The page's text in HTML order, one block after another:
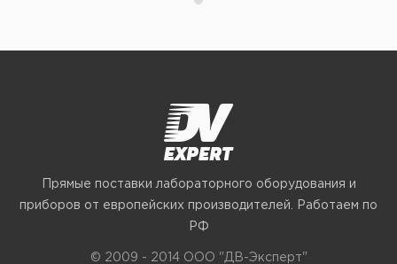
Прямые поставки лабораторного оборудования и
приборов от европейских производителей. Работаем по
РФ
© 2009 - 2014 ООО "ДВ-Эксперт"